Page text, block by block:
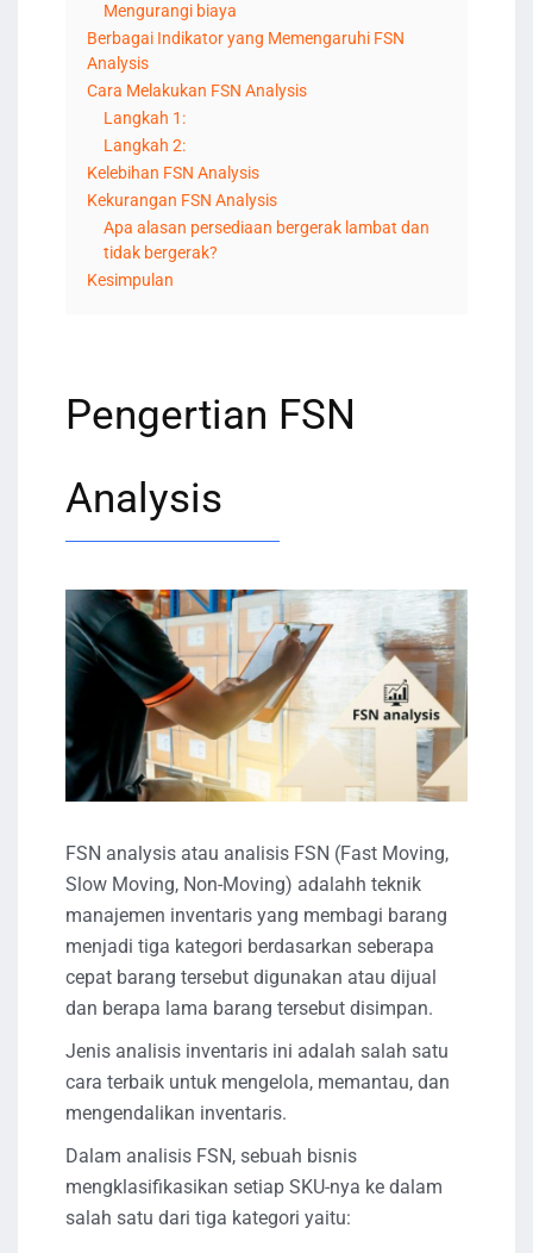
Mengurangi biaya
Berbagai Indikator yang Memengaruhi FSN
Analysis
Cara Melakukan FSN Analysis
Langkah 1:
Langkah 2:
Kelebihan FSN Analysis
Kekurangan FSN Analysis
Apa alasan persediaan bergerak lambat dan
tidak bergerak?
Kesimpulan
Pengertian FSN
Analysis
FSN analysis atau analisis FSN (Fast Moving,
Slow Moving, Non-Moving) adalahh teknik
manajemen inventaris yang membagi barang
menjadi tiga kategori berdasarkan seberapa
cepat barang tersebut digunakan atau dijual
dan berapa lama barang tersebut disimpan.
Jenis analisis inventaris ini adalah salah satu
cara terbaik untuk mengelola, memantau, dan
mengendalikan inventaris.
Dalam analisis FSN, sebuah bisnis
mengklasifikasikan setiap SKU-nya ke dalam
salah satu dari tiga kategori yaitu: